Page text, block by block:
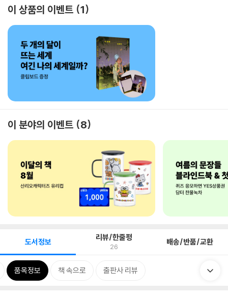
이 상품의 이벤트 1
이 분야의 이벤트 8
도서정보 리뷰/한줄평
26 배송/반품/교환
품목정보 책 속으로 출판사 리뷰